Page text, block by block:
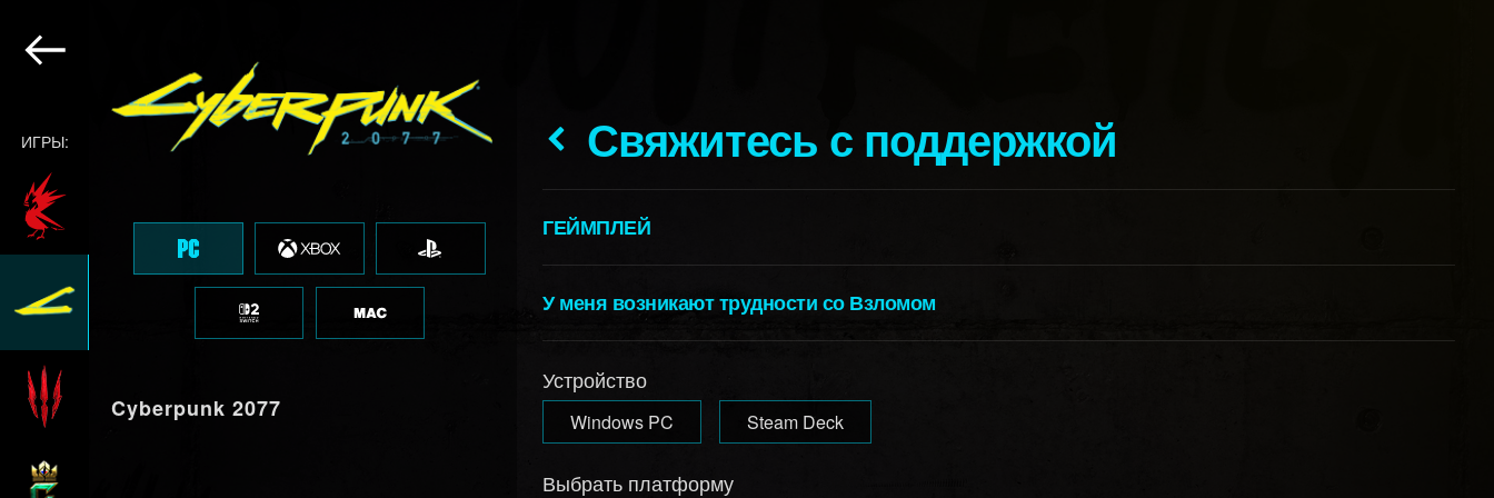
ИГРЫ:
Cyberpunk 2077
Свяжитесь с поддержкой
ГЕЙМПЛЕЙ
У меня возникают трудности со Взломом
Устройство
Windows PC Steam Deck
Выбрать платформу